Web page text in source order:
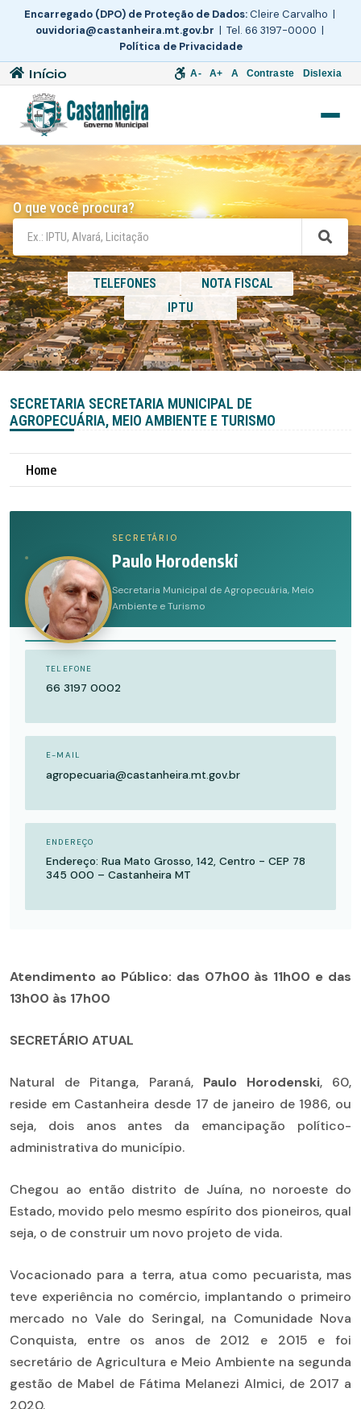
Encarregado (DPO) de Proteção de Dados:Cleire Carvalho |
ouvidoria@castanheira.mt.gov.br | Tel. 66 3197-0000 |
Política de Privacidade
Início A- A+ A Contraste Dislexia
O que você procura?
TELEFONES
NOTA FISCAL
IPTU
SECRETARIA SECRETARIA MUNICIPAL DE
AGROPECUÁRIA, MEIO AMBIENTE E TURISMO
Home
SECRETÁRIO
Paulo Horodenski
Secretaria Municipal de Agropecuária, Meio
Ambiente e Turismo
TELEFONE
66 3197 0002
E-MAIL
agropecuaria@castanheira.mt.gov.br
ENDEREÇO
Endereço: Rua Mato Grosso, 142, Centro - CEP 78
345 000 – Castanheira MT
Atendimento ao Público: das 07h00 às 11h00 e das
13h00 às 17h00
SECRETÁRIO ATUAL
Natural de Pitanga, Paraná, Paulo Horodenski, 60,
reside em Castanheira desde 17 de janeiro de 1986, ou
seja, dois anos antes da emancipação político-
administrativa do município.
Chegou ao então distrito de Juína, no noroeste do
Estado, movido pelo mesmo espírito dos pioneiros, qual
seja, o de construir um novo projeto de vida.
Vocacionado para a terra, atua como pecuarista, mas
teve experiência no comércio, implantando o primeiro
mercado no Vale do Seringal, na Comunidade Nova
Conquista, entre os anos de 2012 e 2015 e foi
secretário de Agricultura e Meio Ambiente na segunda
gestão de Mabel de Fátima Melanezi Almici, de 2017 a
2020.